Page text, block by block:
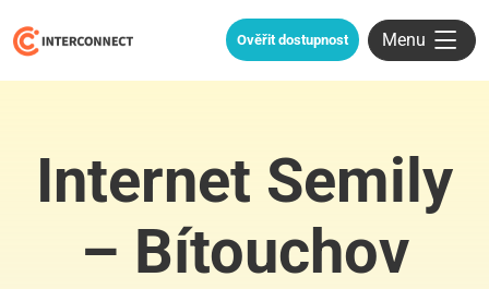
Ověřit dostupnost Menu
Internet Semily
– Bítouchov